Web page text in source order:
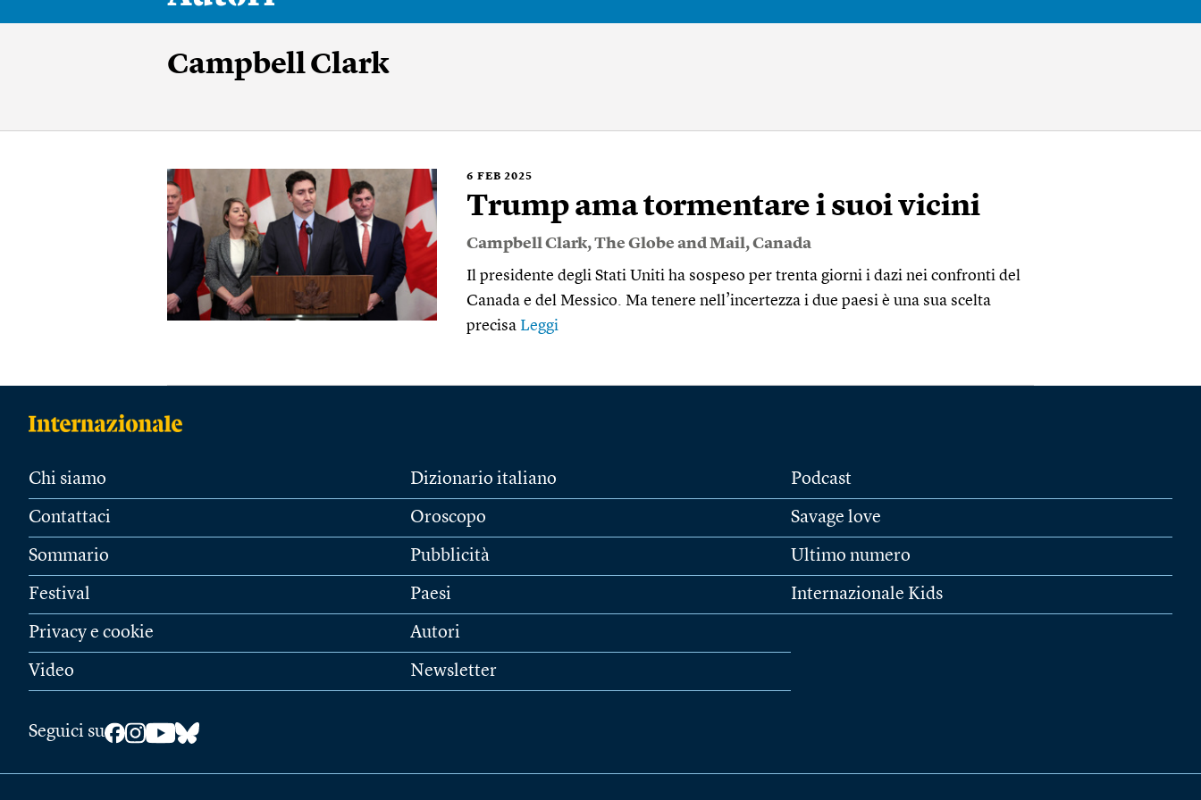
Campbell Clark
6 FEB 2025
Trump ama tormentare i suoi vicini
Campbell Clark,The Globe and Mail,Canada
Il presidente degli Stati Uniti ha sospeso per trenta giorni i dazi nei confronti del
Canada e del Messico. Ma tenere nell’incertezza i due paesi è una sua scelta
precisa Leggi
Chi siamo
Contattaci
Sommario
Festival
Privacy e cookie
Video
Dizionario italiano
Oroscopo
Pubblicità
Paesi
Autori
Newsletter
Podcast
Savage love
Ultimo numero
Internazionale Kids
Seguici su